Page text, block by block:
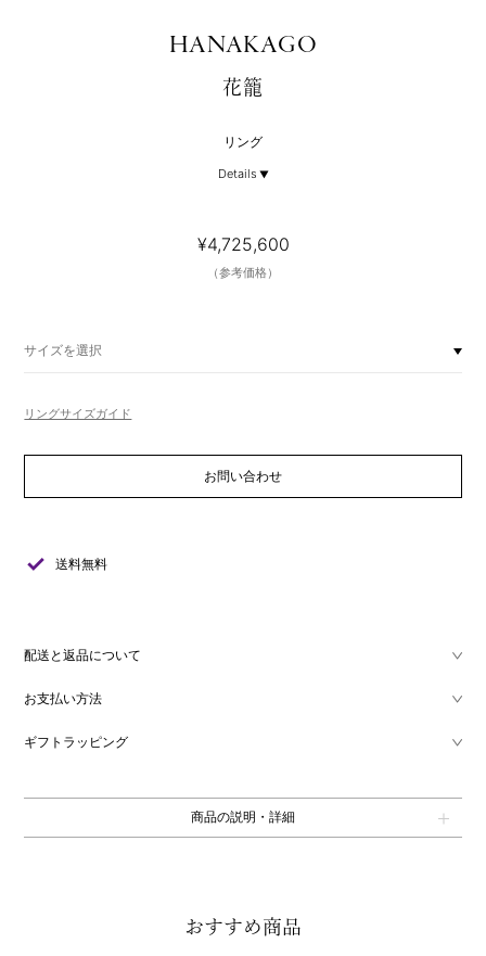
HANAKAGO
花籠
リング
Details
¥4,725,600
（参考価格）
サイズを選択
リングサイズガイド
お問い合わせ
check 送料無料
配送と返品について
お支払い方法
ギフトラッピング
商品の説明・詳細
おすすめ商品